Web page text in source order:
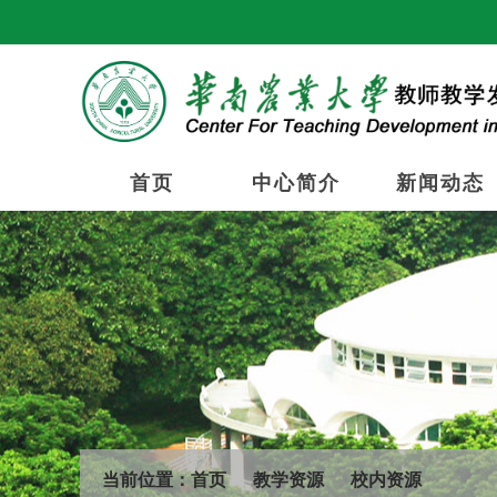
首页 中心简介 新闻动态
当前位置：首页 教学资源 校内资源